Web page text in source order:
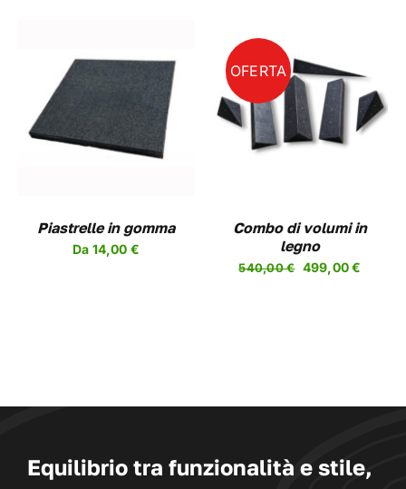
Piastrelle in gomma
Da 14,00 €
OFERTA
Combo di volumi in
legno
540,00€
Il
499,00€
Equilibrio tra funzionalità e stile,